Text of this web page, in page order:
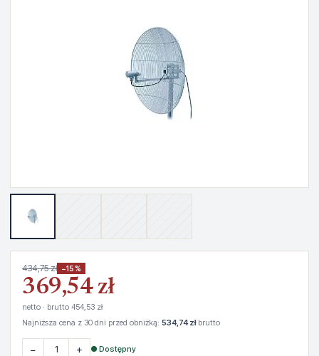
434,75 zł −15%
369,54 zł
netto · brutto 454,53 zł
Najniższa cena z 30 dni przed obniżką: 534,74 złbrutto
− + ● Dostępny